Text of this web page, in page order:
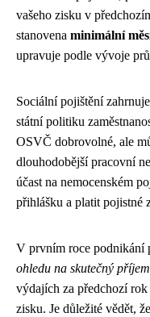
vašeho zisku v
stanovena minimální
upravuje podle vývoje
Sociální pojištění
státní politiku
OSVČ dobrovolné, ale
dlouhodobější pracovní
účast na nemocenském
přihlášku a platit pojistné
V prvním roce podnikání
ohledu na skutečný příjem
výdajích za předchozí
zisku. Je důležité vědět,